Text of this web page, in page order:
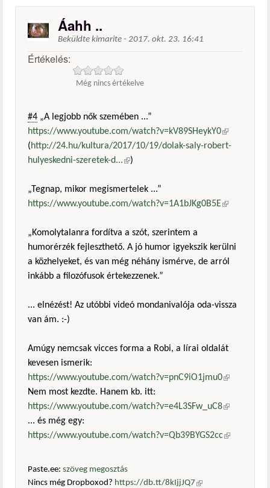
Áahh ..
Beküldte kimarite - 2017. okt. 23. 16:41
Értékelés:
Még nincs értékelve
#4 „A legjobb nők szemében ...”
https://www.youtube.com/watch?v=kV89SHeykY0(külső
hivatkozás)
(http://24.hu/kultura/2017/10/19/dolak-saly-robert-
hulyeskedni-szeretek-d...(külső hivatkozás)
)
„Tegnap, mikor megismertelek ...”
https://www.youtube.com/watch?v=1A1bJKg0B5E(külső
„Komolytalanra fordítva a szót, szerintem a
humorérzék fejleszthető. A jó humor igyekszik kerülni
a közhelyeket, és van még néhány ismérve, de arról
inkább a filozófusok értekezzenek.”
... elnézést! Az utóbbi videó mondanivalója oda-vissza
van ám. :-)
Amúgy nemcsak vicces forma a Robi, a lírai oldalát
kevesen ismerik:
https://www.youtube.com/watch?v=pnC9iO1jmu0(külső
Nem most kezdte. Hanem kb. itt:
https://www.youtube.com/watch?v=e4L3SFw_uC8(külső
... és még egy:
https://www.youtube.com/watch?v=Qb39BYGS2cc(külső
Paste.ee: szöveg megosztás
Nincs még Dropboxod? https://db.tt/8kIjjJQ7 (külső